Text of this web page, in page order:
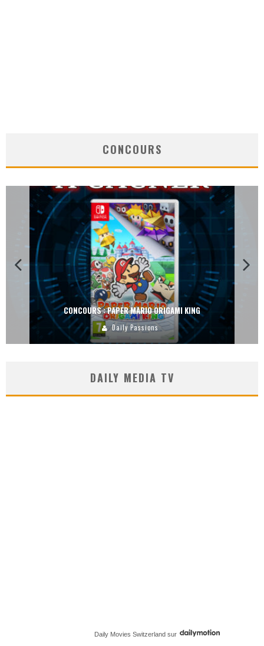
CONCOURS
CONCOURS : PAPER MARIO ORIGAMI KING
Daily Passions
DAILY MEDIA TV
Daily Movies Switzerland sur